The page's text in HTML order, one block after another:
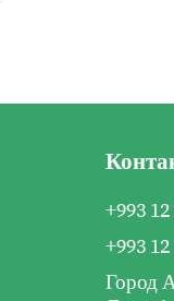
+993
+993
Город